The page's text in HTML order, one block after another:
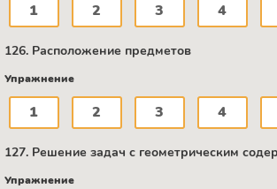
1 2 3 4
126. Расположение предметов
Упражнение
1 2 3 4
127. Решение задач с геометрическим
Упражнение